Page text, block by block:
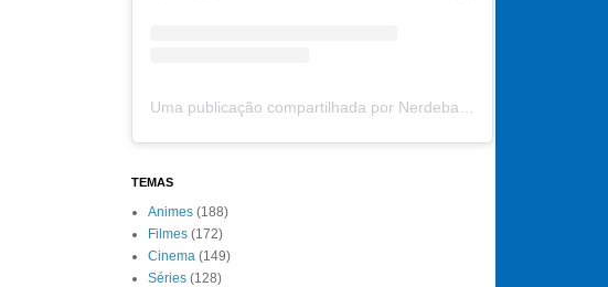
TEMAS
Animes (188)
Filmes (172)
Cinema (149)
Séries (128)